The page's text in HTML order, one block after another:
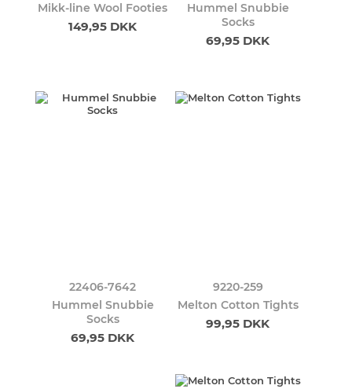
Mikk-line Wool Footies
149,95 DKK
Hummel Snubbie
Socks
69,95 DKK
22406-7642
Hummel Snubbie
Socks
69,95 DKK
9220-259
Melton Cotton Tights
99,95 DKK